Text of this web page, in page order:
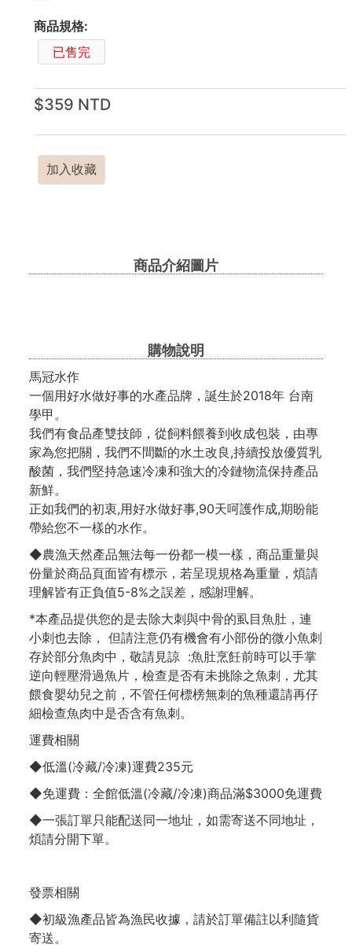
商品規格:
已售完
$359 NTD
加入收藏
商品介紹圖片
購物說明
馬冠水作
一個用好水做好事的水產品牌，誕生於2018年 台南
學甲。
我們有食品產雙技師，從飼料餵養到收成包裝，由專
家為您把關，我們不間斷的水土改良,持續投放優質乳
酸菌，我們堅持急速冷凍和強大的冷鏈物流保持產品
新鮮。
正如我們的初衷,用好水做好事,90天呵護作成,期盼能
帶給您不一樣的水作。
◆農漁天然產品無法每一份都一模一樣，商品重量與
份量於商品頁面皆有標示，若呈現規格為重量，煩請
理解皆有正負值5-8%之誤差，感謝理解。
*本產品提供您的是去除大刺與中骨的虱目魚肚，連
小刺也去除， 但請注意仍有機會有小部份的微小魚刺
存於部分魚肉中，敬請見諒 :魚肚烹飪前時可以手掌
逆向輕壓滑過魚片，檢查是否有未挑除之魚刺，尤其
餵食嬰幼兒之前，不管任何標榜無刺的魚種還請再仔
細檢查魚肉中是否含有魚刺。
運費相關
◆低溫(冷藏/冷凍)運費235元
◆免運費：全館低溫(冷藏/冷凍)商品滿$3000免運費
◆一張訂單只能配送同一地址，如需寄送不同地址，
煩請分開下單。
發票相關
◆初級漁產品皆為漁民收據，請於訂單備註以利隨貨
寄送。